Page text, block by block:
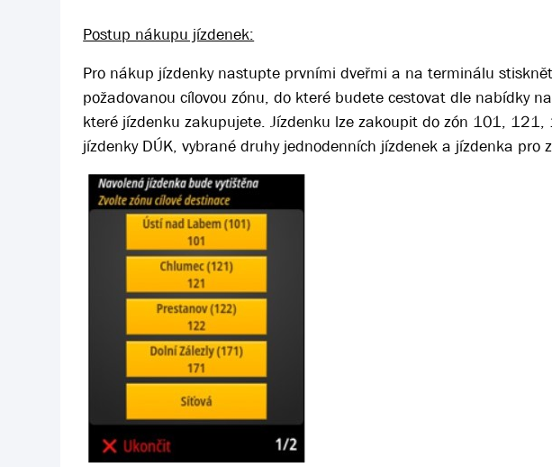
Postup nákupu jízdenek:
Pro nákup jízdenky nastupte prvními dveřmi a na terminálu
požadovanou cílovou zónu, do které budete cestovat dle nabídky
které jízdenku zakupujete. Jízdenku lze zakoupit do zón 101,
jízdenky DÚK, vybrané druhy jednodenních jízdenek a jízdenka